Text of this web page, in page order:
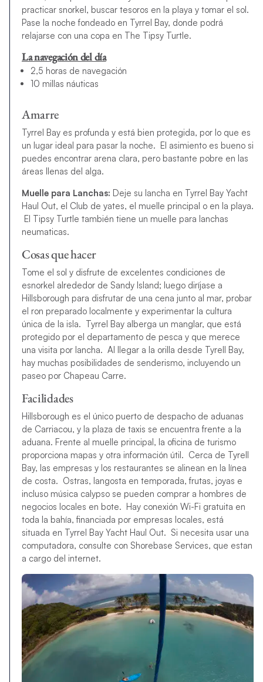
practicar snorkel, buscar tesoros en la playa y tomar el sol.
Pase la noche fondeado en Tyrrel Bay, donde podrá
relajarse con una copa en The Tipsy Turtle.
La navegación del día
2,5 horas de navegación
10 millas náuticas
Amarre
Tyrrel Bay es profunda y está bien protegida, por lo que es
un lugar ideal para pasar la noche. El asimiento es bueno si
puedes encontrar arena clara, pero bastante pobre en las
áreas llenas del alga.
Muelle para Lanchas: Deje su lancha en Tyrrel Bay Yacht
Haul Out, el Club de yates, el muelle principal o en la playa.
El Tipsy Turtle también tiene un muelle para lanchas
neumaticas.
Cosas que hacer
Tome el sol y disfrute de excelentes condiciones de
esnorkel alrededor de Sandy Island; luego diríjase a
Hillsborough para disfrutar de una cena junto al mar, probar
el ron preparado localmente y experimentar la cultura
única de la isla. Tyrrel Bay alberga un manglar, que está
protegido por el departamento de pesca y que merece
una visita por lancha. Al llegar a la orilla desde Tyrell Bay,
hay muchas posibilidades de senderismo, incluyendo un
paseo por Chapeau Carre.
Facilidades
Hillsborough es el único puerto de despacho de aduanas
de Carriacou, y la plaza de taxis se encuentra frente a la
aduana. Frente al muelle principal, la oficina de turismo
proporciona mapas y otra información útil. Cerca de Tyrell
Bay, las empresas y los restaurantes se alinean en la línea
de costa. Ostras, langosta en temporada, frutas, joyas e
incluso música calypso se pueden comprar a hombres de
negocios locales en bote. Hay conexión Wi-Fi gratuita en
toda la bahía, financiada por empresas locales, está
situada en Tyrrel Bay Yacht Haul Out. Si necesita usar una
computadora, consulte con Shorebase Services, que estan
a cargo del internet.